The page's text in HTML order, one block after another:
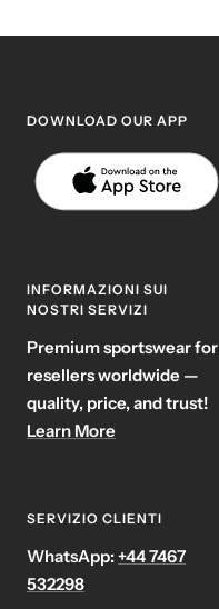
DOWNLOAD OUR APP
INFORMAZIONI SUI
NOSTRI SERVIZI
Premium sportswear for
resellers worldwide —
quality, price, and trust!
Learn More
SERVIZIO CLIENTI
WhatsApp:+44 7467
532298